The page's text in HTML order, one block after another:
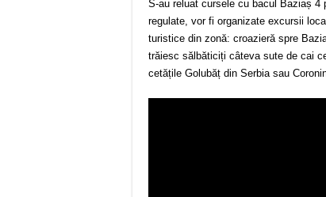
S-au reluat cursele cu bacul Baziaș 4
regulate, vor fi organizate excursii
turistice din zonă: croazieră spre
trăiesc sălbăticiți câteva sute de cai
cetățile Golubăț din Serbia sau